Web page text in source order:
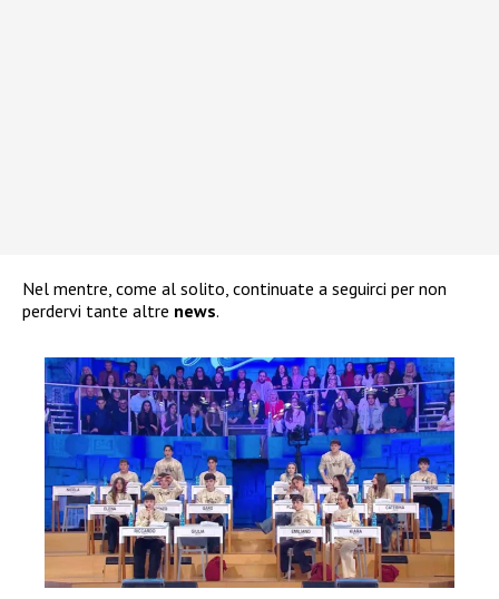
Nel mentre, come al solito, continuate a seguirci per non
perdervi tante altre news.